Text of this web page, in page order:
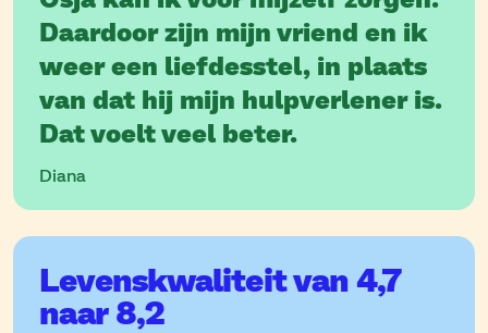
Daardoor zijn mijn vriend en ik
weer een liefdesstel, in plaats
van dat hij mijn hulpverlener is.
Dat voelt veel beter.
Diana
Levenskwaliteit van 4,7
naar 8,2